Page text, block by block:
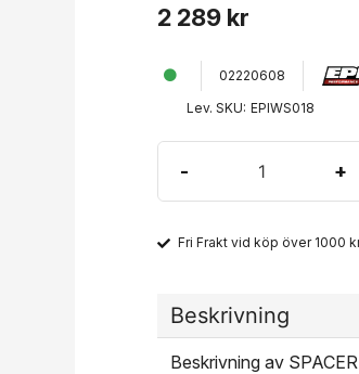
2 289 kr
02220608
Lev. SKU: EPIWS018
- +
Fri Frakt vid köp över 1000
Beskrivning
Beskrivning av